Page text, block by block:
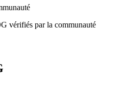
vérifiés par la communauté